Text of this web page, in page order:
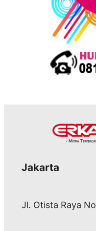
Jakarta
Jl. Otista Raya